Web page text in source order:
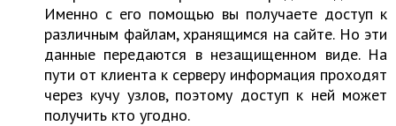
Именно с его помощью вы получаете доступ к
различным файлам, хранящимся на сайте. Но эти
данные передаются в незащищенном виде. На
пути от клиента к серверу информация проходят
через кучу узлов, поэтому доступ к ней может
получить кто угодно.